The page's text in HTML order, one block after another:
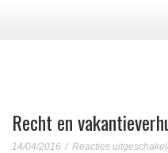
Recht en
14/04/2016 Reacties